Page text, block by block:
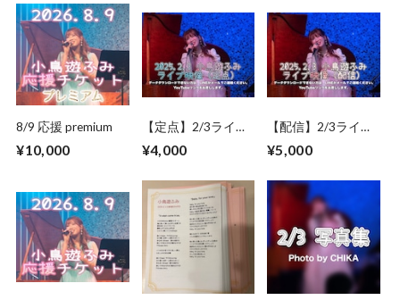
8/9 応援 premium
¥10,000
【定点】2/3ライブ
¥4,000
【配信】2/3ライブ
¥5,000